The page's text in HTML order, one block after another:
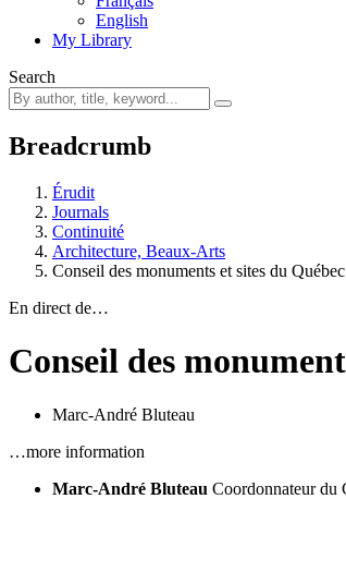
English
My Library
Search
Breadcrumb
Érudit
Journals
Continuité
Architecture, Beaux-Arts
Conseil des monuments et sites du Québec
En direct de…
Conseil des
Marc-André Bluteau
…more information
Marc-André Bluteau Coordonnateur du